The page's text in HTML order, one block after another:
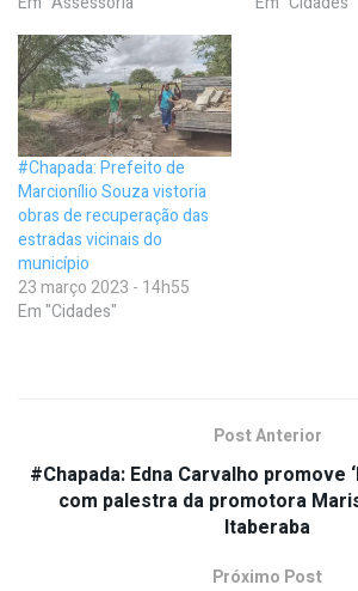
#Chapada: Prefeito de
Marcionílio Souza vistoria
obras de recuperação das
estradas vicinais do
município
23 março 2023 - 14h55
Em "Cidades"
Post Anterior
#Chapada: Edna Carvalho promove
com palestra da promotora
Itaberaba
Próximo Post